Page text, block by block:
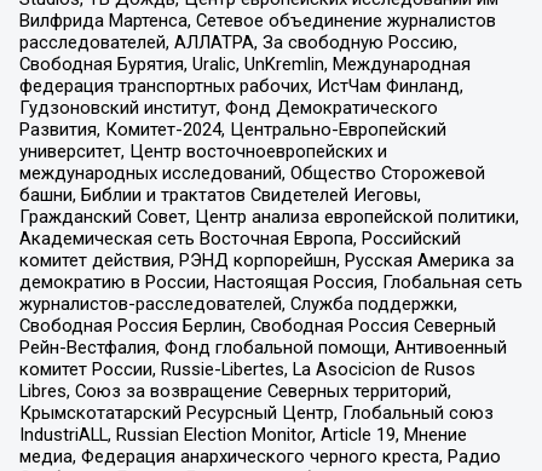
Вилфрида Мартенса, Сетевое объединение журналистов
расследователей, АЛЛАТРА, За свободную Россию,
Свободная Бурятия, Uralic, UnKremlin, Международная
федерация транспортных рабочих, ИстЧам Финланд,
Гудзоновский институт, Фонд Демократического
Развития, Комитет-2024, Центрально-Европейский
университет, Центр восточноевропейских и
международных исследований, Общество Сторожевой
башни, Библии и трактатов Свидетелей Иеговы,
Гражданский Совет, Центр анализа европейской политики,
Академическая сеть Восточная Европа, Российский
комитет действия, РЭНД корпорейшн, Русская Америка за
демократию в России, Настоящая Россия, Глобальная сеть
журналистов-расследователей, Служба поддержки,
Свободная Россия Берлин, Свободная Россия Северный
Рейн-Вестфалия, Фонд глобальной помощи, Антивоенный
комитет России, Russie-Libertes, La Asocicion de Rusos
Libres, Союз за возвращение Северных территорий,
Крымскотатарский Ресурсный Центр, Глобальный союз
IndustriALL, Russian Election Monitor, Article 19, Мнение
медиа, Федерация анархического черного креста, Радио